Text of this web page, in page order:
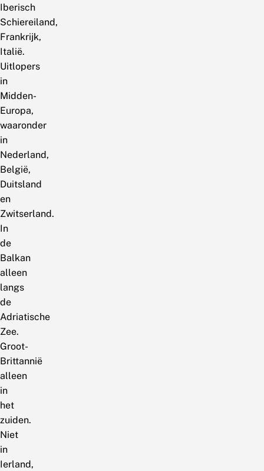
Iberisch
Schiereiland,
Frankrijk,
Italië.
Uitlopers
in
Midden-
Europa,
waaronder
in
Nederland,
België,
Duitsland
en
Zwitserland.
In
de
Balkan
alleen
langs
de
Adriatische
Zee.
Groot-
Brittannië
alleen
in
het
zuiden.
Niet
in
Ierland,